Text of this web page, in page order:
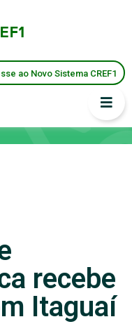
ao Novo Sistema CREF1
recebe
Itaguaí